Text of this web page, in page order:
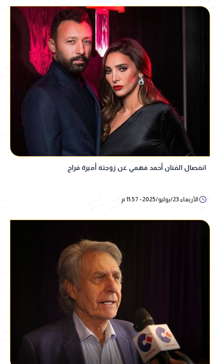
انفصال الفنان أحمد فهمي عن زوجته أميرة فراج
الأربعاء 23/يوليو/2025 - 11:57 م